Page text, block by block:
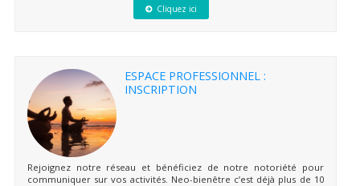
Cliquez ici
ESPACE PROFESSIONNEL :
INSCRIPTION
Rejoignez notre réseau et bénéficiez de notre notoriété pour
communiquer sur vos activités. Neo-bienêtre c’est déjà plus de 10